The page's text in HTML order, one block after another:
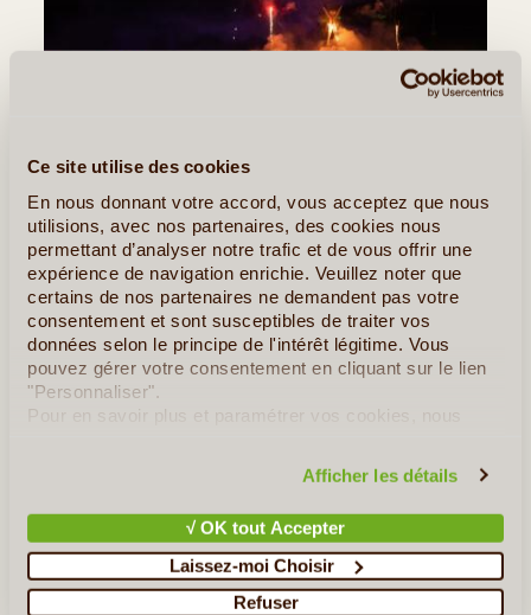
Ce site utilise des cookies
En nous donnant votre accord, vous acceptez que nous
utilisions, avec nos partenaires, des cookies nous
permettant d’analyser notre trafic et de vous offrir une
expérience de navigation enrichie. Veuillez noter que
certains de nos partenaires ne demandent pas votre
consentement et sont susceptibles de traiter vos
données selon le principe de l'intérêt légitime. Vous
pouvez gérer votre consentement en cliquant sur le lien
"Personnaliser".
Pour en savoir plus et paramétrer vos cookies, nous
Afficher les détails
√ OK tout Accepter
Laissez-moi Choisir
Refuser
©
de quel sujet l’article va traiter. Et pourtant, le Burning Man, est un
festival se déroule dans le désert de Black (...)
Lire la suite ≻
À la découverte de New York en famille
Sur les Traces de la Musique Américaine
Unis
Great West & Californie